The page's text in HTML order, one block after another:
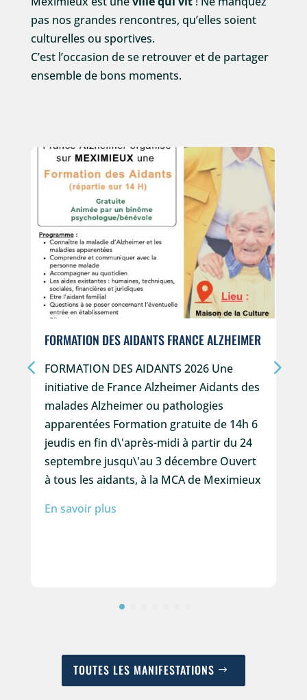
pas nos grandes rencontres, qu’elles soient
culturelles ou sportives.
C’est l’occasion de se retrouver et de partager
ensemble de bons moments.
FORMATION DES AIDANTS FRANCE ALZHEIMER
FORMATION DES AIDANTS 2026 Une
initiative de France Alzheimer Aidants des
malades Alzheimer ou pathologies
apparentées Formation gratuite de 14h 6
jeudis en fin d\'après-midi à partir du 24
septembre jusqu\'au 3 décembre Ouvert
à tous les aidants, à la MCA de Meximieux
En savoir plus
TOUTES LES MANIFESTATIONS